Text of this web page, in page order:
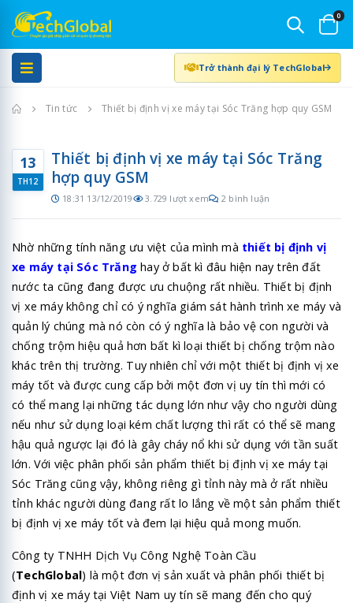
0
Trở thành đại lý TechGlobal
Trang chủ
Tin tức Thiết bị định vị xe máy tại Sóc Trăng hợp quy GSM
13
TH12
Thiết bị định vị xe máy tại Sóc Trăng
hợp quy GSM
18:31 13/12/2019 3.729 lượt xem 2 bình luận
Nhờ những tính năng ưu việt của mình mà thiết bị định vị
xe máy tại Sóc Trăng hay ở bất kì đâu hiện nay trên đất
nước ta cũng đang được ưu chuộng rất nhiều. Thiết bị định
vị xe máy không chỉ có ý nghĩa giám sát hành trình xe máy và
quản lý chúng mà nó còn có ý nghĩa là bảo vệ con người và
chống trộm hiệu quả hơn bất kì loại thiết bị chống trộm nào
khác trên thị trường. Tuy nhiên chỉ với một thiết bị định vị xe
máy tốt và được cung cấp bởi một đơn vị uy tín thì mới có
có thể mang lại những tác dụng lớn như vậy cho người dùng
nếu như sử dụng loại kém chất lượng thì rất có thể sẽ mang
hậu quả ngược lại đó là gây cháy nổ khi sử dụng với tần suất
lớn. Với việc phân phối sản phẩm thiết bị định vị xe máy tại
Sóc Trăng cũng vậy, không riêng gì tỉnh này mà ở rất nhiều
tỉnh khác người dùng đang rất lo lắng về một sản phẩm thiết
bị định vị xe máy tốt và đem lại hiệu quả mong muốn.
Công ty TNHH Dịch Vụ Công Nghệ Toàn Cầu
(TechGlobal) là một đơn vị sản xuất và phân phối thiết bị
định vị xe máy tại Việt Nam uy tín sẽ mang đến cho quý